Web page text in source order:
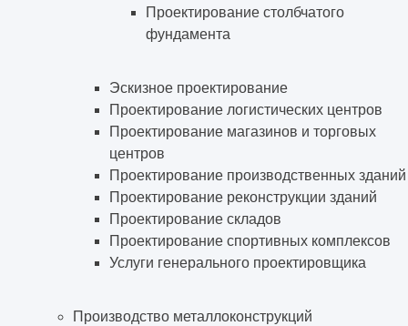
Проектирование столбчатого
фундамента
Эскизное проектирование
Проектирование логистических центров
Проектирование магазинов и торговых
центров
Проектирование производственных зданий
Проектирование реконструкции зданий
Проектирование складов
Проектирование спортивных комплексов
Услуги генерального проектировщика
Производство металлоконструкций